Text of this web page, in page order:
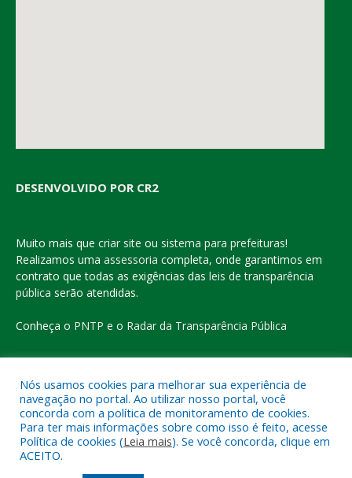
DESENVOLVIDO POR CR2
Muito mais que criar site ou sistema para prefeituras!
Realizamos uma assessoria completa, onde garantimos em
contrato que todas as exigências das leis de transparência
pública serão atendidas.
Conheça o PNTP e o Radar da Transparência Pública
Todos os direitos reservados a Prefeitura Municipal de Eldorado
do Carajás
Mapa do Site
Acessar o Webmail
Nós usamos cookies para melhorar sua experiência de
navegação no portal. Ao utilizar nosso portal, você
concorda com a política de monitoramento de cookies.
Para ter mais informações sobre como isso é feito, acesse
Política de cookies (Leia mais). Se você concorda, clique em
ACEITO.